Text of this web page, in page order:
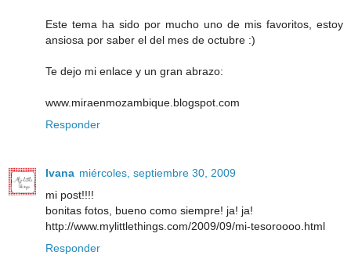
Este tema ha sido por mucho uno de mis favoritos, estoy
ansiosa por saber el del mes de octubre :)
Te dejo mi enlace y un gran abrazo:
www.miraenmozambique.blogspot.com
Responder
Ivana miércoles, septiembre 30, 2009
mi post!!!!
bonitas fotos, bueno como siempre! ja! ja!
http://www.mylittlethings.com/2009/09/mi-tesoroooo.html
Responder